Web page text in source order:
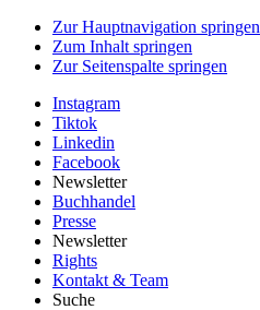
Zur Hauptnavigation springen
Zum Inhalt springen
Zur Seitenspalte springen
Instagram
Tiktok
Linkedin
Facebook
Newsletter
Buchhandel
Presse
Newsletter
Rights
Kontakt & Team
Suche